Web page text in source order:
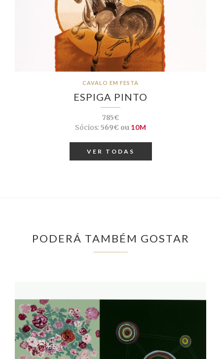
CAVALO EM FESTA
ESPIGA PINTO
785€
Sócios:569€ ou 10M
VER TODAS
PODERÁ TAMBÉM GOSTAR